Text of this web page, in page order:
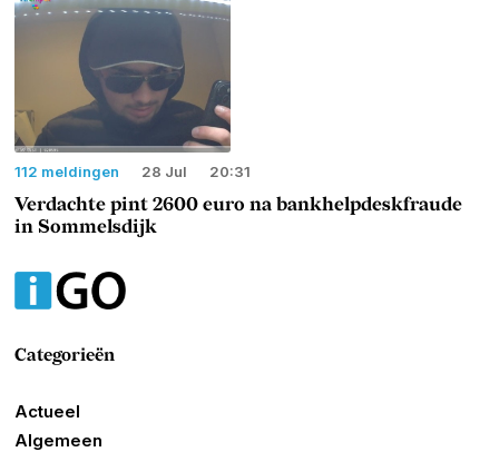
112 meldingen 28 Jul 20:31
Verdachte pint 2600 euro na bankhelpdeskfraude
in Sommelsdijk
Categorieën
Actueel
Algemeen